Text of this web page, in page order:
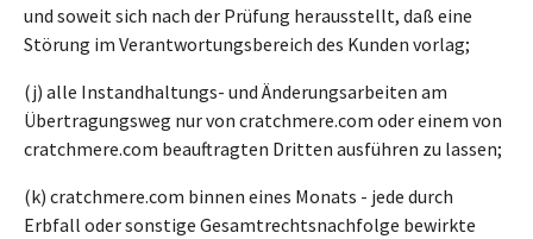
und soweit sich nach der Prüfung herausstellt, daß eine
Störung im Verantwortungsbereich des Kunden vorlag;
(j) alle Instandhaltungs- und Änderungsarbeiten am
Übertragungsweg nur von cratchmere.com oder einem von
cratchmere.com beauftragten Dritten ausführen zu lassen;
(k) cratchmere.com binnen eines Monats - jede durch
Erbfall oder sonstige Gesamtrechtsnachfolge bewirkte